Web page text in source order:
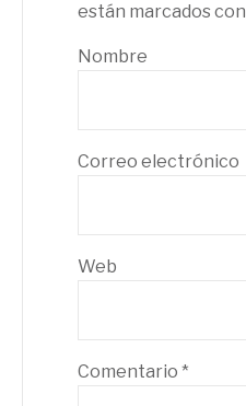
están marcados con
Nombre
Correo electrónico
Web
Comentario *